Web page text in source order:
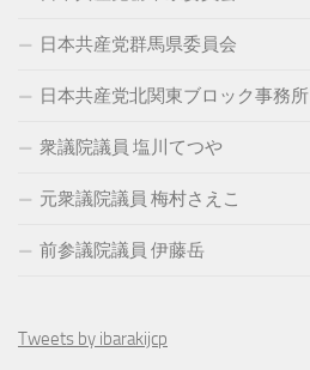
日本共産党群馬県委員会
日本共産党北関東ブロック事務所
衆議院議員 塩川てつや
元衆議院議員 梅村さえこ
前参議院議員 伊藤岳
Tweets by ibarakijcp